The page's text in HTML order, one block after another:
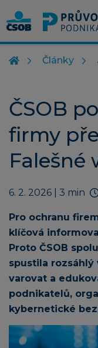
Články
ČSOB
firmy
Falešné
6. 2. 2026 | 3 min
Pro ochranu
klíčová
Proto ČSOB
spustila
varovat a
podnikatelů,
kybernetické